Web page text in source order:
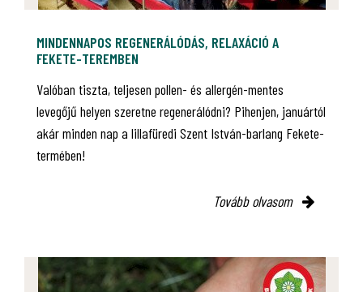
MINDENNAPOS REGENERÁLÓDÁS, RELAXÁCIÓ A
FEKETE-TEREMBEN
Valóban tiszta, teljesen pollen- és allergén-mentes
levegőjű helyen szeretne regenerálódni? Pihenjen, januártól
akár minden nap a lillafüredi Szent István-barlang Fekete-
termében!
Tovább olvasom